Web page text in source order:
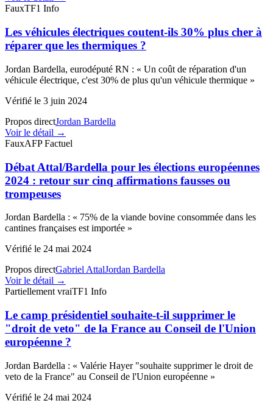
FauxTF1 Info
Les véhicules électriques coutent-ils 30% plus cher à
réparer que les thermiques ?
Jordan Bardella, eurodéputé RN : « Un coût de réparation d'un
véhicule électrique, c'est 30% de plus qu'un véhicule thermique »
Vérifié le 3 juin 2024
Propos directJordan Bardella
Voir le détail →
FauxAFP Factuel
Débat Attal/Bardella pour les élections européennes
2024 : retour sur cinq affirmations fausses ou
trompeuses
Jordan Bardella : « 75% de la viande bovine consommée dans les
cantines françaises est importée »
Vérifié le 24 mai 2024
Propos directGabriel AttalJordan Bardella
Voir le détail →
Partiellement vraiTF1 Info
Le camp présidentiel souhaite-t-il supprimer le
"droit de veto" de la France au Conseil de l'Union
européenne ?
Jordan Bardella : « Valérie Hayer "souhaite supprimer le droit de
veto de la France" au Conseil de l'Union européenne »
Vérifié le 24 mai 2024